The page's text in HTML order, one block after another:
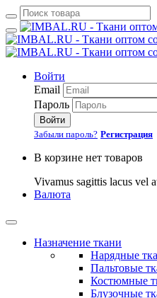
Войти
Email
Пароль
Войти
Забыли пароль? Регистрация
В корзине нет товаров
Vivamus sagittis lacus vel
Валюта
Назначение ткани
Нарядные
Пальтовые
Костюмные
Блузочные